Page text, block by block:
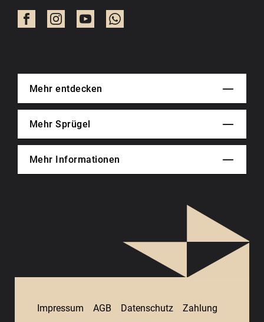
Mehr entdecken
Mehr Sprügel
Mehr Informationen
Impressum AGB Datenschutz
Zahlung